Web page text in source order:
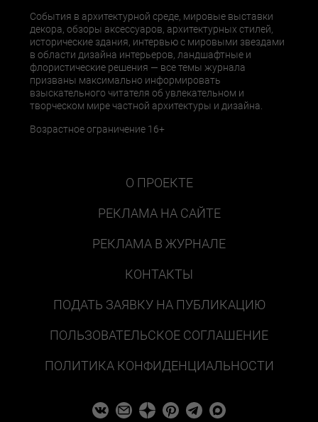
События в архитектурной среде, мировые выставки
декора, обзоры аксессуаров, архитектурных стилей,
исторические здания, интервью с мировыми звездами
в области дизайна интерьеров, ландшафтные и
флористические решения — все темы журнала
призваны максимально информировать
взыскательного читателя об увлекательном и
творческом мире частной архитектуры и дизайна.
Возрастное ограничение 16+
О ПРОЕКТЕ
РЕКЛАМА НА САЙТЕ
РЕКЛАМА В ЖУРНАЛЕ
КОНТАКТЫ
ПОДАТЬ ЗАЯВКУ НА ПУБЛИКАЦИЮ
ПОЛЬЗОВАТЕЛЬСКОЕ СОГЛАШЕНИЕ
ПОЛИТИКА КОНФИДЕНЦИАЛЬНОСТИ